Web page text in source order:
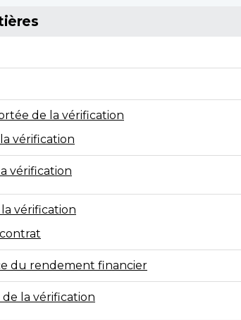
de la vérification
vérification
vérification
vérification
du rendement financier
de la vérification